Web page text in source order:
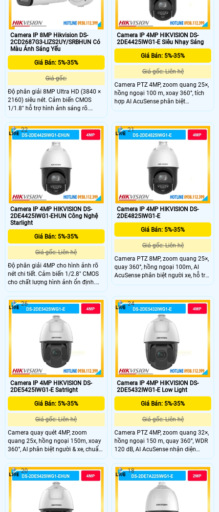
Camera IP 8MP Hikvision DS-
2CD2687G3-LIZS2UY/SRBHUN Có
Màu Ánh Sáng Yếu
Giá Bán: 5%-35%
Giá gốc:
Độ phân giải 8MP Ultra HD (3840 ×
2160) siêu nét. Cảm biến CMOS
1/1.8" hỗ trợ hình ảnh sáng rõ.
ColorVu cho hình ảnh màu sắc 24/7
cực rõ nét. Smart Hybrid Light hỗ trợ
đèn kép tầm xa 60m.
Camera IP 4MP HIKVISION DS-
2DE4425IWG1-E Siêu Nhạy Sáng
Giá Bán: 5%-35%
Giá gốc: Liên hệ
Camera PTZ 4MP, zoom quang 25×,
hồng ngoại 100 m, xoay 360°, tích
hợp AI AcuSense phân biệt
người/xe, đàm thoại hai chiều,
Camera IP 4MP HIKVISION DS-
2DE4425IWG1-EHUN Công Nghệ
Starlight
Giá Bán: 5%-35%
Giá gốc: Liên hệ
Độ phân giải 4MP cho hình ảnh rõ
nét chi tiết. Cảm biến 1/2.8" CMOS
cho chất lượng hình ảnh ổn định.
Zoom quang 25X giúp quan sát rõ
vật thể ở xa. Hồng ngoại 100m hỗ
trợ quan sát ban đêm hiệu quả. PTZ
xoay 360° giúp quan sát toàn cảnh
không góc chết.
22
Camera IP 4MP HIKVISION DS-
2DE4825IWG1-E
Giá Bán: 5%-35%
Giá gốc: Liên hệ
Camera PTZ 8MP, zoom quang 25×,
quay 360°, hồng ngoại 100m, AI
AcuSense phân biệt người xe, hỗ trợ
đàm thoại hai chiều.
21
Camera IP 4MP HIKVISION DS-
2DE5425IWG1-E Satrlight
Giá Bán: 5%-35%
Giá gốc: Liên hệ
Camera quay quét 4MP, zoom
quang 25x, hồng ngoại 150m, xoay
360°, AI phân biệt người & xe, chuẩn
IP67, phù hợp giám sát ngoài trời
26
Camera IP 4MP HIKVISION DS-
2DE5432IWG1-E Low Light
Giá Bán: 5%-35%
Giá gốc: Liên hệ
Camera PTZ 4MP, zoom quang 32×,
hồng ngoại 150 m, quay 360°, WDR
120 dB, AI AcuSense nhận diện
người và xe chính xác.
24
20 18